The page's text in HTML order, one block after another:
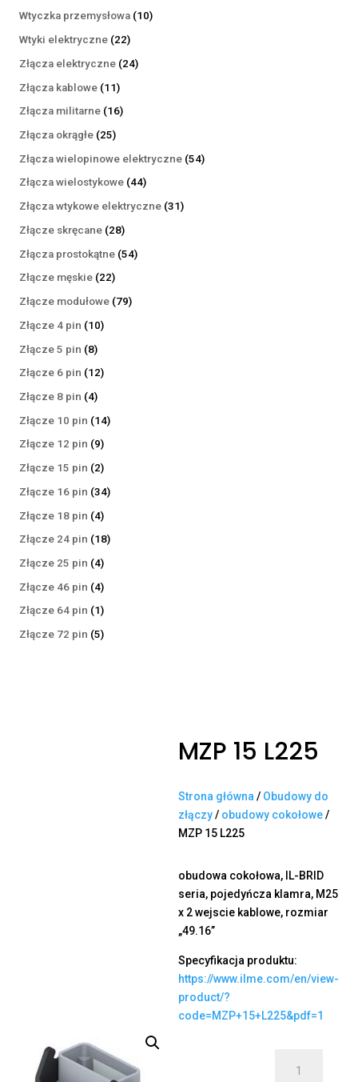
produktów
Wtyczka przemysłowa 1010
Wtyki elektryczne 2222
produkty
Złącza elektryczne 2424
Złącza kablowe 1111
produktów
Złącza militarne 1616
Złącza okrągłe 2525
produktów
Złącza wielopinowe elektryczne 5454
Złącza wielostykowe 4444
produkty
Złącza wtykowe elektryczne 3131
Złącze skręcane 2828
produktów
Złącza prostokątne 5454
Złącze męskie 2222
produkty
Złącze modułowe 7979
Złącze 4 pin 1010
Złącze 5 pin 88
produktów
Złącze 6 pin 1212
Złącze 8 pin 44
produkty
Złącze 10 pin 1414
Złącze 12 pin 99
produktów
Złącze 15 pin 22
produkty
Złącze 16 pin 3434
Złącze 18 pin 44
produkty
Złącze 24 pin 1818
Złącze 25 pin 44
produkty
Złącze 46 pin 44
produkty
Złącze 64 pin 11
produkt
Złącze 72 pin 55
MZP 15 L225
Strona główna / Obudowy do
złączy/ obudowy cokołowe/
MZP 15 L225
obudowa cokołowa, IL-BRID
seria, pojedyńcza klamra, M25
x 2 wejscie kablowe, rozmiar
„49.16”
Specyfikacja produktu:
https://www.ilme.com/en/view-
product/?
code=MZP+15+L225&pdf=1